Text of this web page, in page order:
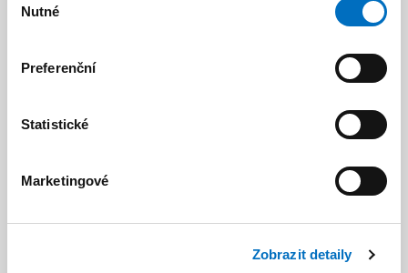
souhlasu
Nutné
Preferenční
Statistické
Marketingové
Zobrazit detaily
Typ / řada